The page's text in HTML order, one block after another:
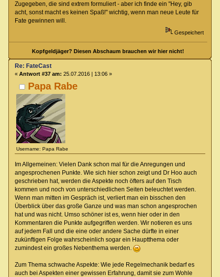
Zugegeben, die sind extrem formuliert - aber ich finde ein "Hey, gib
acht, sonst macht es keinen Spaß!" wichtig, wenn man neue Leute für
Fate gewinnen will.
Gespeichert
Kopfgeldjäger? Diesen Abschaum brauchen wir hier nicht!
Papa Rabe
Username: Papa Rabe
Re: FateCast
« Antwort #37 am: 25.07.2016 | 13:06 »
Im Allgemeinen: Vielen Dank schon mal für die Anregungen und
angesprochenen Punkte. Wie sich hier schon zeigt und Dr Hoo auch
geschrieben hat, werden die Aspekte noch öfters auf den Tisch
kommen und noch von unterschiedlichen Seiten beleuchtet werden.
Wenn man mitten im Gespräch ist, verliert man ein bisschen den
Überblick über das große Ganze und was man schon angesprochen
hat und was nicht. Umso schöner ist es, wenn hier oder in den
Kommentaren die Punkte aufgegriffen werden. Wir notieren es uns
auf jedem Fall und die eine oder andere Sache dürfte in einer
zukünftigen Folge wahrscheinlich sogar ein Hauptthema oder
zumindest ein großes Nebenthema werden.
Zum Thema schwache Aspekte: Wie jede Regelmechanik bedarf es
auch bei Aspekten einer gewissen Erfahrung, damit sie zum Wohle